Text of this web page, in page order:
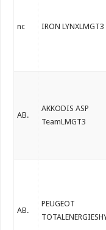
nc IRON LYNXLMGT3
AB.
AKKODIS ASP
TeamLMGT3
AB.
PEUGEOT